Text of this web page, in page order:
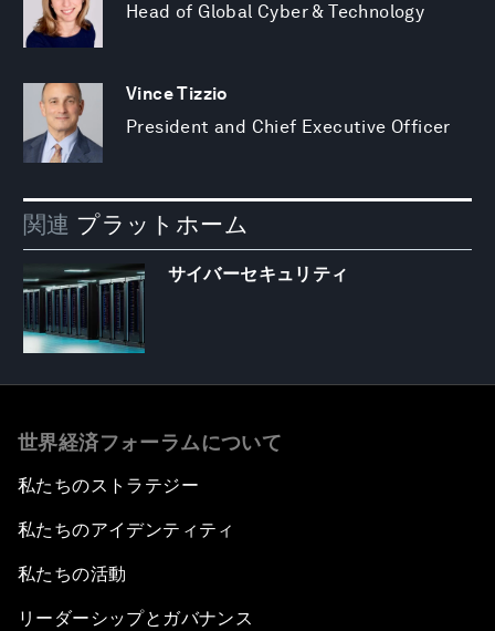
Head of Global Cyber & Technology
Vince Tizzio
President and Chief Executive Officer
関連 プラットホーム
サイバーセキュリティ
世界経済フォーラムについて
私たちのストラテジー
私たちのアイデンティティ
私たちの活動
リーダーシップとガバナンス